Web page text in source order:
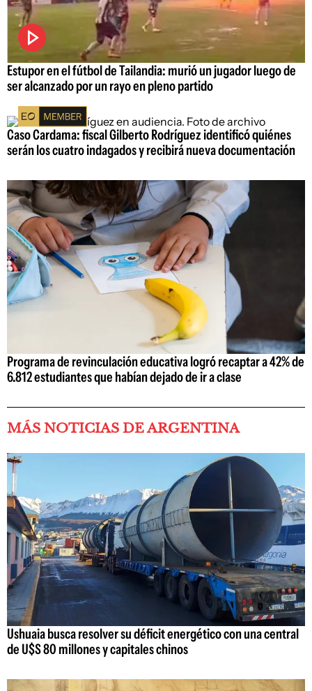
Estupor en el fútbol de Tailandia: murió un jugador luego de
ser alcanzado por un rayo en pleno partido
Caso Cardama: fiscal Gilberto Rodríguez identificó quiénes
serán los cuatro indagados y recibirá nueva documentación
Programa de revinculación educativa logró recaptar a 42% de
6.812 estudiantes que habían dejado de ir a clase
MÁS NOTICIAS DE ARGENTINA
Ushuaia busca resolver su déficit energético con una central
de U$S 80 millones y capitales chinos